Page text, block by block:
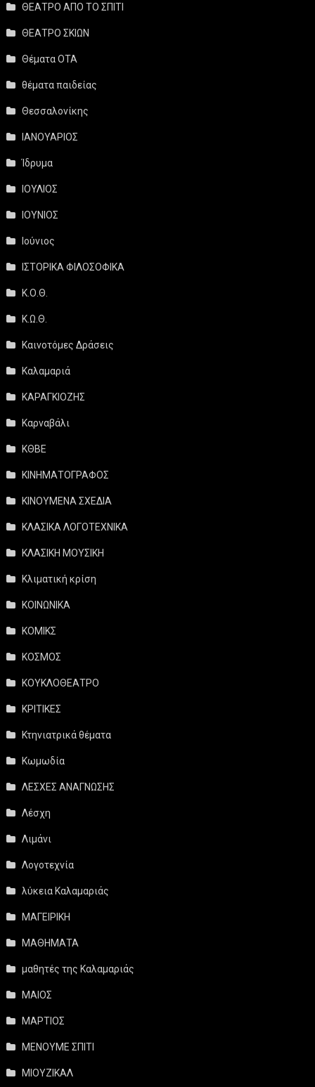
ΘΕΑΤΡΟ ΑΠΟ ΤΟ ΣΠΙΤΙ
ΘΕΑΤΡΟ ΣΚΙΩΝ
Θέματα ΟΤΑ
θέματα παιδείας
Θεσσαλονίκης
ΙΑΝΟΥΑΡΙΟΣ
Ίδρυμα
ΙΟΥΛΙΟΣ
ΙΟΥΝΙΟΣ
Ιούνιος
ΙΣΤΟΡΙΚΑ ΦΙΛΟΣΟΦΙΚΑ
Κ.Ο.Θ.
Κ.Ω.Θ.
Καινοτόμες Δράσεις
Καλαμαριά
ΚΑΡΑΓΚΙΟΖΗΣ
Καρναβάλι
ΚΘΒΕ
ΚΙΝΗΜΑΤΟΓΡΑΦΟΣ
ΚΙΝΟΥΜΕΝΑ ΣΧΕΔΙΑ
ΚΛΑΣΙΚΑ ΛΟΓΟΤΕΧΝΙΚΑ
ΚΛΑΣΙΚΗ ΜΟΥΣΙΚΗ
Κλιματική κρίση
ΚΟΙΝΩΝΙΚΑ
ΚΟΜΙΚΣ
ΚΟΣΜΟΣ
ΚΟΥΚΛΟΘΕΑΤΡΟ
ΚΡΙΤΙΚΕΣ
Κτηνιατρικά θέματα
Κωμωδία
ΛΕΣΧΕΣ ΑΝΑΓΝΩΣΗΣ
Λέσχη
Λιμάνι
Λογοτεχνία
λύκεια Καλαμαριάς
ΜΑΓΕΙΡΙΚΗ
ΜΑΘΗΜΑΤΑ
μαθητές της Καλαμαριάς
ΜΑΙΟΣ
ΜΑΡΤΙΟΣ
ΜΕΝΟΥΜΕ ΣΠΙΤΙ
ΜΙΟΥΖΙΚΑΛ